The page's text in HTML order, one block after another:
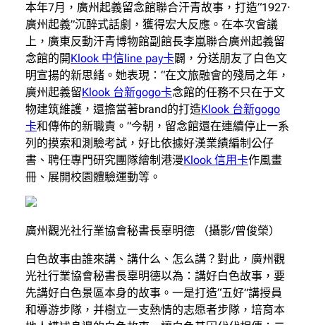
本年7月，廣州起義留念館聯合汗青故事，打造“1927·
廣州起義”沉醉式話劇，獲得宏大反應。在本次會議
上，廣東反動汗青博物館副館長李嵐聯合廣州起義留
念館的開Klook 中信line pay卡闢，分送朋友了白色文
明宣揚的新思緒。她表現：“在文旅融會的殘局之年，
廣州起義留Klook 台新gogo卡念館的任務不只在于文
物建筑維護，還擔當著brand的打造Klook 台新gogo
卡和傳佈的新職責。”今朝，留念館還在連續停止一系
列的摸索和測驗考試，好比依據好漢業績編制公仔
書、聘任專門研究團隊繪制港漫Klook 信用卡作風畫
冊、展開校園體驗運動等。
廣州觀光社行業協會秘書長辜明德 （攝影/曾俊榮）
白色故事由誰來講、講什么、怎么講？對此，廣州觀
光社行業協會秘書長辜明德以為：講好白色故事，要
先講好白色景區本身的故事。一是打造“五好”講授員
和導游步隊，并樹立一支熱情的志愿者步隊，培育本